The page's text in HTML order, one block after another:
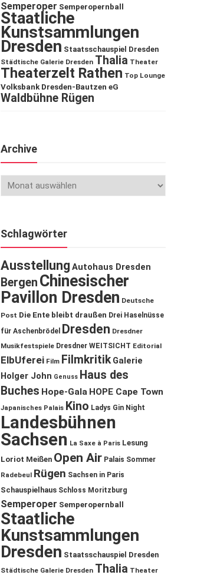
Semperoper Semperopernball
Staatliche
Kunstsammlungen
Dresden Staatsschauspiel Dresden
Städtische Galerie Dresden Thalia Theater
Theaterzelt Rathen Top Lounge
Volksbank Dresden-Bautzen eG
Waldbühne Rügen
Archive
Schlagwörter
Ausstellung Autohaus Dresden
Bergen Chinesischer
Pavillon Dresden Deutsche
Post Die Ente bleibt draußen Drei Haselnüsse
für Aschenbrödel
Dresden Dresdner
Musikfestspiele Dresdner WEITSICHT Editorial
ElbUferei Film Filmkritik Galerie
Holger John Genuss Haus des
Buches Hope-Gala HOPE Cape Town
Japanisches Palais Kino Ladys Gin Night
Landesbühnen
Sachsen La Saxe à Paris Lesung
Loriot Meißen Open Air Palais Sommer
Radebeul Rügen Sachsen in Paris
Schauspielhaus Schloss Moritzburg
Semperoper Semperopernball
Staatliche
Kunstsammlungen
Dresden Staatsschauspiel Dresden
Städtische Galerie Dresden Thalia Theater